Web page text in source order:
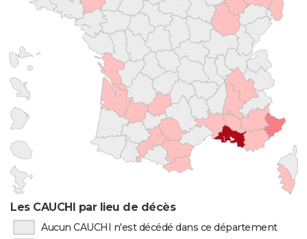
Les CAUCHI par lieu de décès
Aucun CAUCHI n'est décédé dans ce département